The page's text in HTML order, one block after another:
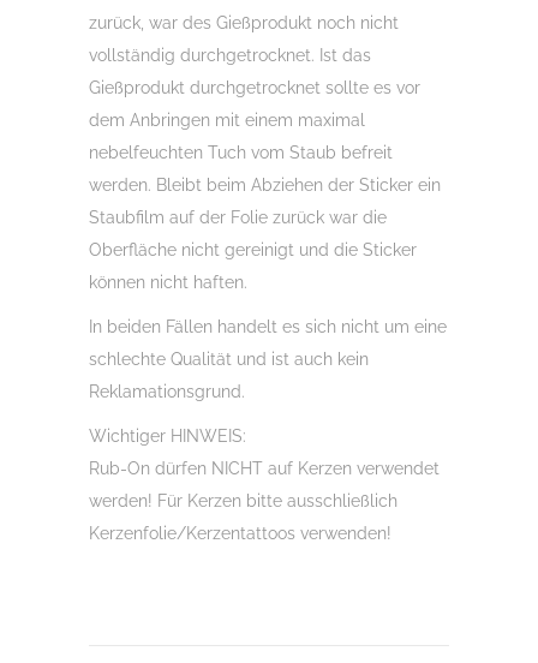
zurück, war des Gießprodukt noch nicht
vollständig durchgetrocknet. Ist das
Gießprodukt durchgetrocknet sollte es vor
dem Anbringen mit einem maximal
nebelfeuchten Tuch vom Staub befreit
werden. Bleibt beim Abziehen der Sticker ein
Staubfilm auf der Folie zurück war die
Oberfläche nicht gereinigt und die Sticker
können nicht haften.
In beiden Fällen handelt es sich nicht um eine
schlechte Qualität und ist auch kein
Reklamationsgrund.
Wichtiger HINWEIS:
Rub-On dürfen NICHT auf Kerzen verwendet
werden! Für Kerzen bitte ausschließlich
Kerzenfolie/Kerzentattoos verwenden!